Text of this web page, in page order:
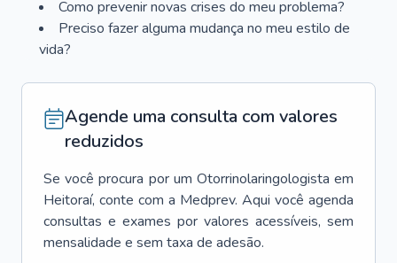
Como prevenir novas crises do meu problema?
Preciso fazer alguma mudança no meu estilo de
vida?
Agende uma consulta com valores
reduzidos
Se você procura por um Otorrinolaringologista em
Heitoraí, conte com a Medprev. Aqui você agenda
consultas e exames por valores acessíveis, sem
mensalidade e sem taxa de adesão.